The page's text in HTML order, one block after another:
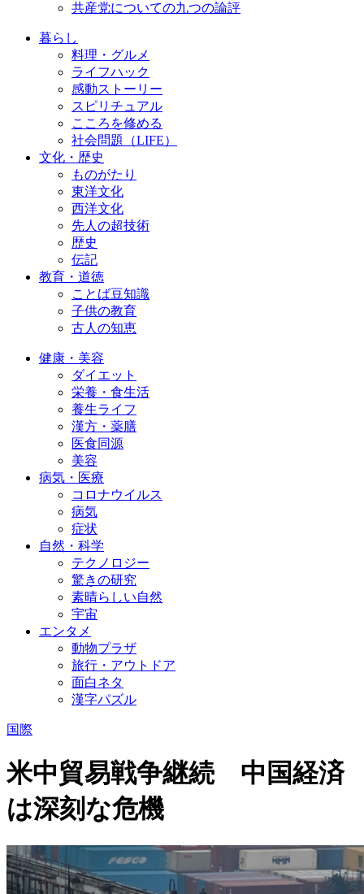
共産党についての九つの論評
暮らし
料理・グルメ
ライフハック
感動ストーリー
スピリチュアル
こころを修める
社会問題（LIFE）
文化・歴史
ものがたり
東洋文化
西洋文化
先人の超技術
歴史
伝記
教育・道徳
ことば豆知識
子供の教育
古人の知恵
健康・美容
ダイエット
栄養・食生活
養生ライフ
漢方・薬膳
医食同源
美容
病気・医療
コロナウイルス
病気
症状
自然・科学
テクノロジー
驚きの研究
素晴らしい自然
宇宙
エンタメ
動物プラザ
旅行・アウトドア
面白ネタ
漢字パズル
国際
米中貿易戦争継続 中国経済
は深刻な危機